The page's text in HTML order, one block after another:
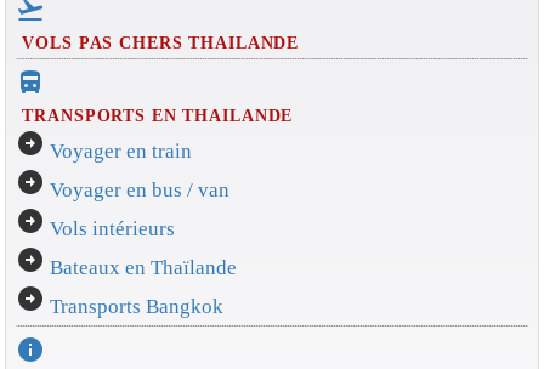
flight_takeoff
VOLS PAS CHERS THAILANDE
directions_bus_filled
TRANSPORTS EN THAILANDE
arrow_circle_right Voyager en train
arrow_circle_right Voyager en bus / van
arrow_circle_right Vols intérieurs
arrow_circle_right Bateaux en Thaïlande
arrow_circle_right Transports Bangkok
info